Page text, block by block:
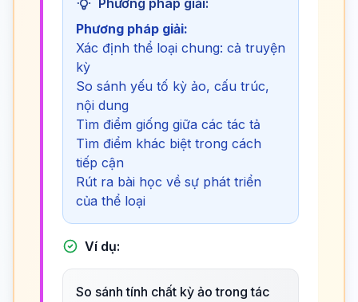
Phương pháp giải:
Phương pháp giải:
Xác định thể loại chung: cả truyện
kỳ
So sánh yếu tố kỳ ảo, cấu trúc,
nội dung
Tìm điểm giống giữa các tác tả
Tìm điểm khác biệt trong cách
tiếp cận
Rút ra bài học về sự phát triển
của thể loại
Ví dụ:
So sánh tính chất kỳ ảo trong tác